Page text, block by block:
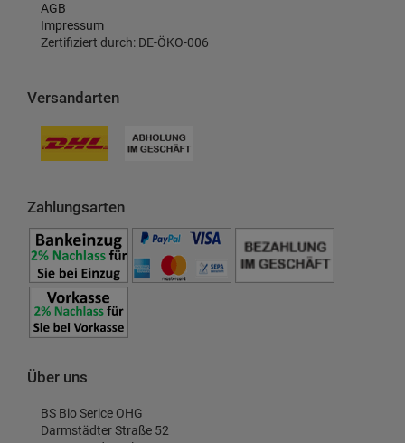
AGB
Impressum
Zertifiziert durch: DE-ÖKO-006
Versandarten
Zahlungsarten
Über uns
BS Bio Serice OHG
Darmstädter Straße 52